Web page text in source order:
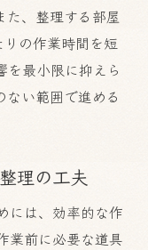
た、整理する部屋
の作業時間を短
を最小限に抑えら
い範囲で進める
理の工夫
には、効率的な作
業前に必要な道具